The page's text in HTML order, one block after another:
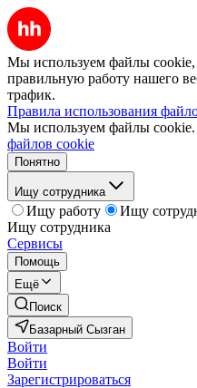
Мы используем файлы cookie,
правильную работу нашего
трафик.
Правила использования
Мы используем файлы cookie.
файлов cookie
Понятно
Ищу сотрудника
Ищу работу
Ищу
Ищу сотрудника
Сервисы
Помощь
Ещё
Поиск
Базарный Сызган
Войти
Войти
Зарегистрироваться